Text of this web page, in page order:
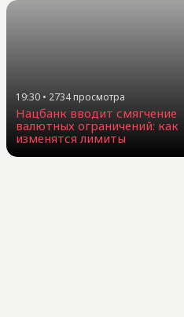
19:30 • 2734 просмотра
Нацбанк вводит смягчение
валютных ограничений: как
изменятся лимиты